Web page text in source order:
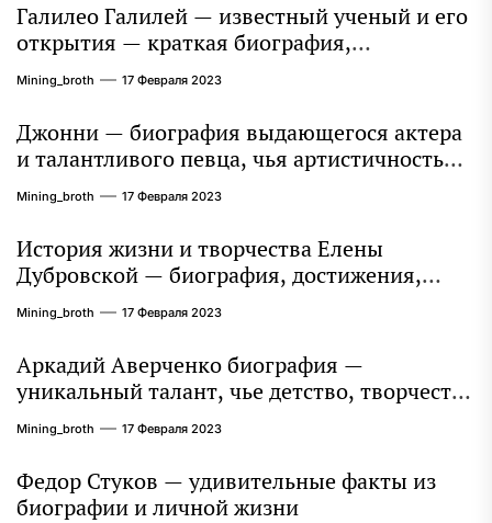
Галилео Галилей — известный ученый и его
открытия — краткая биография,
достижения и вклад в науку
Mining_broth 17 Февраля 2023
Джонни — биография выдающегося актера
и талантливого певца, чья артистичность
захватывает миллионы сердец
Mining_broth 17 Февраля 2023
История жизни и творчества Елены
Дубровской — биография, достижения,
интересные факты
Mining_broth 17 Февраля 2023
Аркадий Аверченко биография —
уникальный талант, чье детство, творчество
и литературное наследие продолжают
восхищать миллионы
Mining_broth 17 Февраля 2023
Федор Стуков — удивительные факты из
биографии и личной жизни